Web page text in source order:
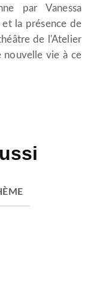
par Vanessa
et la présence de
de l'Atelier
nouvelle vie à ce